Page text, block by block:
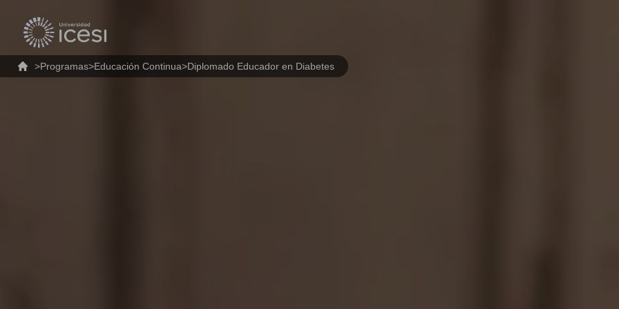
>Programas>Educación Continua>Diplomado Educador en Diabetes